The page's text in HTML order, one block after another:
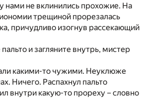
нами не вклинились прохожие. На
трещиной прорезалась
причудливо изогнув рассекающий
пальто и загляните внутрь, мистер
какими-то чужими. Неуклюже
Ничего. Распахнул пальто
внутри какую-то прореху – словно